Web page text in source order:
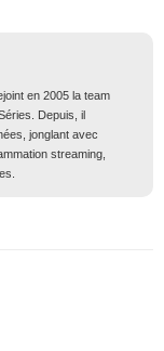
en 2005 la team
Depuis, il
jonglant avec
streaming,